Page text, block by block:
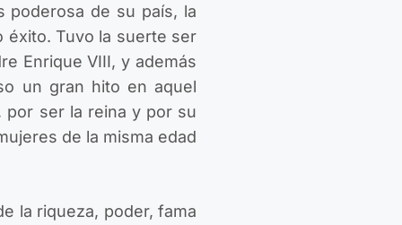
poderosa de su país, la
éxito. Tuvo la suerte ser
Enrique VIII, y además
un gran hito en aquel
por ser la reina y por su
de la misma edad
la riqueza, poder, fama